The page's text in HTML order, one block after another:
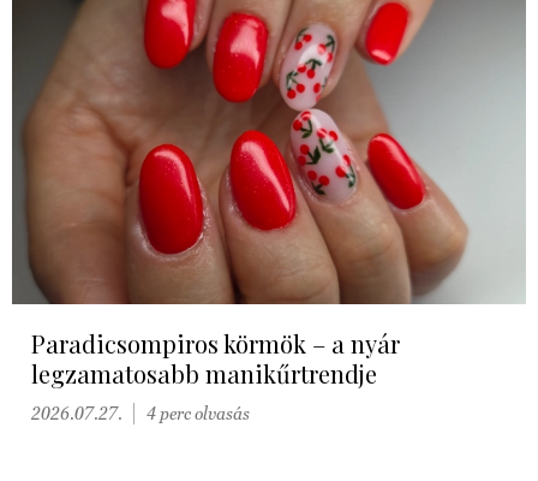
Paradicsompiros körmök – a nyár
legzamatosabb manikűrtrendje
2026.07.27. 4 perc olvasás